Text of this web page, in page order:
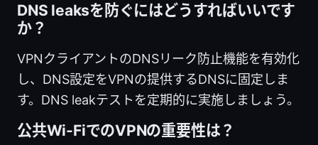
DNS leaksを防ぐにはどうすればいいです
か？
VPNクライアントのDNSリーク防止機能を有効化
し、DNS設定をVPNの提供するDNSに固定しま
す。DNS leakテストを定期的に実施しましょう。
公共Wi-FiでのVPNの重要性は？